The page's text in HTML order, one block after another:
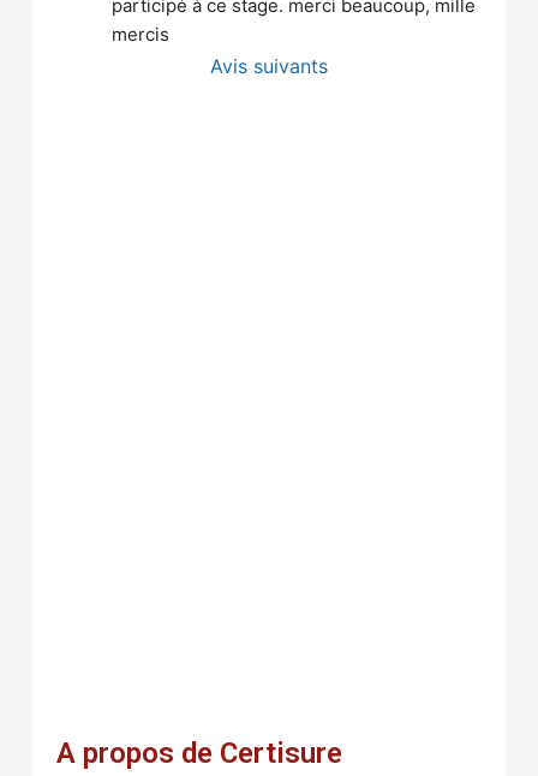
participé à ce stage. merci beaucoup, mille
mercis
Avis suivants
A propos de Certisure